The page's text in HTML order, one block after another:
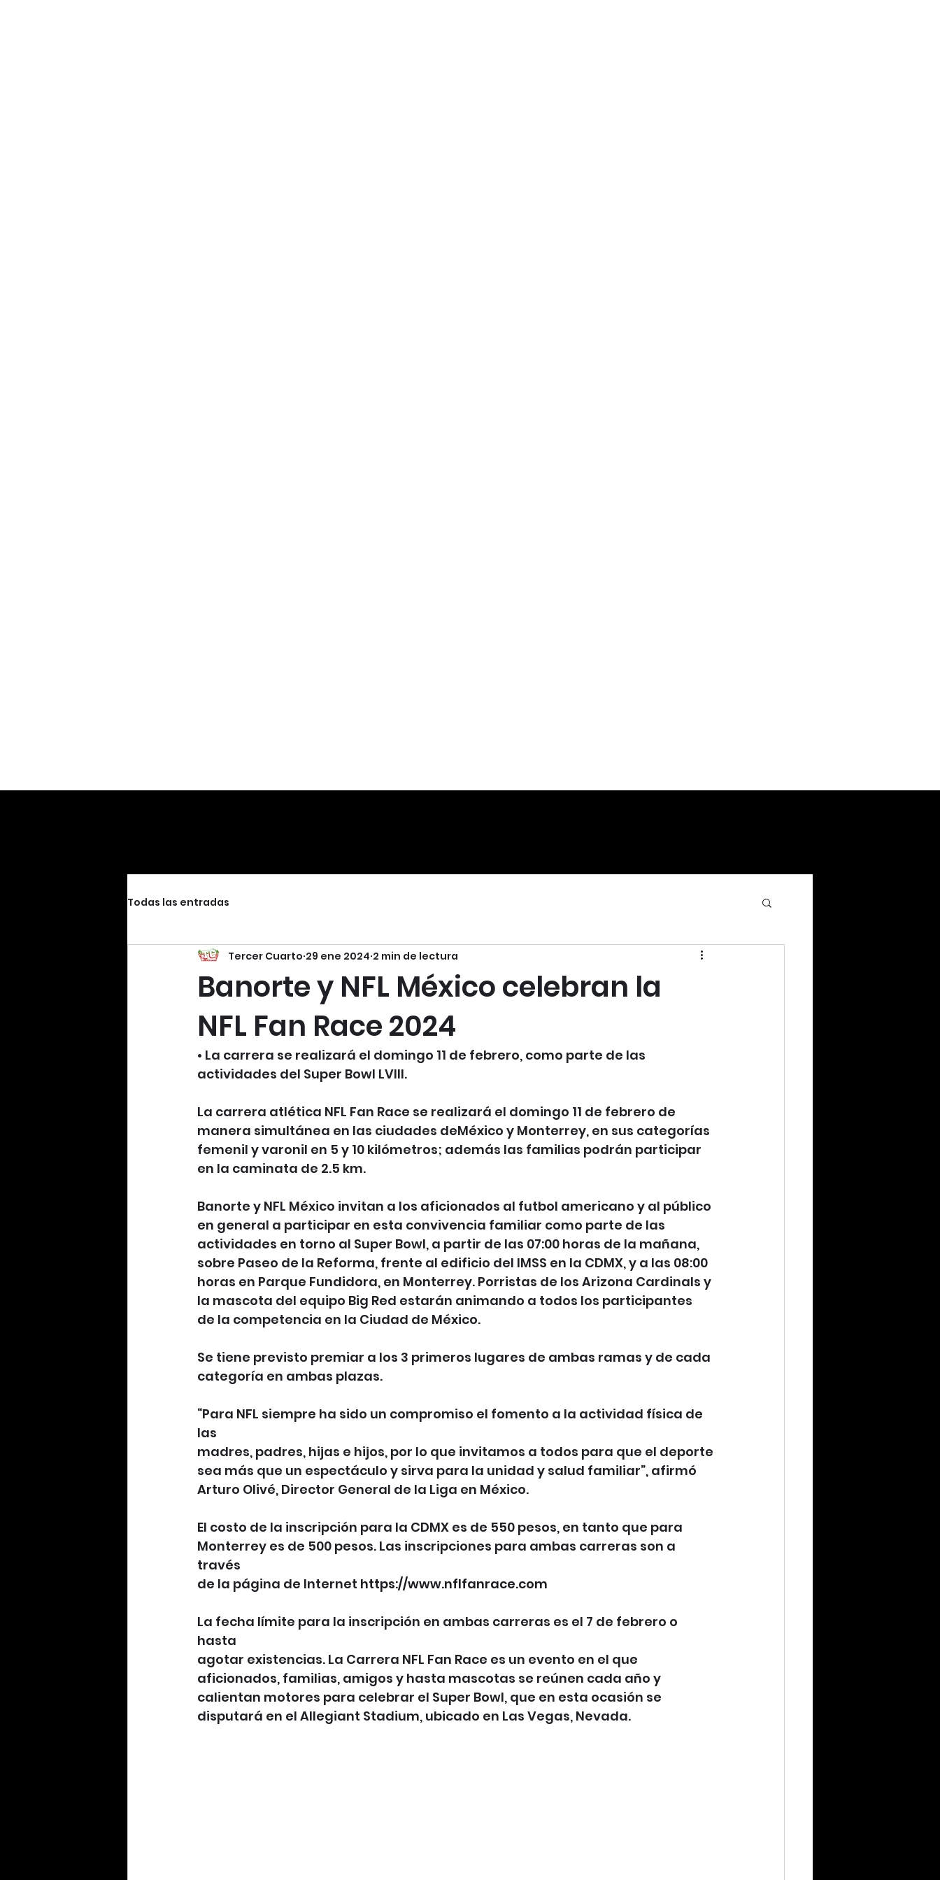
Todas las entradas
Banorte y NFL México celebran la
NFL Fan Race 2024
Tercer Cuarto 29 ene 2024 2 min de lectura
• La carrera se realizará el domingo 11 de febrero, como parte de las
actividades del Super Bowl LVIII.
La carrera atlética NFL Fan Race se realizará el domingo 11 de febrero de
manera simultánea en las ciudades deMéxico y Monterrey, en sus categorías
femenil y varonil en 5 y 10 kilómetros; además las familias podrán participar
en la caminata de 2.5 km.
Banorte y NFL México invitan a los aficionados al futbol americano y al público
en general a participar en esta convivencia familiar como parte de las
actividades en torno al Super Bowl, a partir de las 07:00 horas de la mañana,
sobre Paseo de la Reforma, frente al edificio del IMSS en la CDMX, y a las 08:00
horas en Parque Fundidora, en Monterrey. Porristas de los Arizona Cardinals y
la mascota del equipo Big Red estarán animando a todos los participantes
de la competencia en la Ciudad de México.
Se tiene previsto premiar a los 3 primeros lugares de ambas ramas y de cada
categoría en ambas plazas.
“Para NFL siempre ha sido un compromiso el fomento a la actividad física de
las
madres, padres, hijas e hijos, por lo que invitamos a todos para que el deporte
sea más que un espectáculo y sirva para la unidad y salud familiar”, afirmó
Arturo Olivé, Director General de la Liga en México.
El costo de la inscripción para la CDMX es de 550 pesos, en tanto que para
Monterrey es de 500 pesos. Las inscripciones para ambas carreras son a
través
de la página de Internet https://www.nflfanrace.com
La fecha límite para la inscripción en ambas carreras es el 7 de febrero o
hasta
agotar existencias. La Carrera NFL Fan Race es un evento en el que
aficionados, familias, amigos y hasta mascotas se reúnen cada año y
calientan motores para celebrar el Super Bowl, que en esta ocasión se
disputará en el Allegiant Stadium, ubicado en Las Vegas, Nevada.